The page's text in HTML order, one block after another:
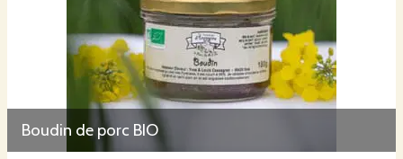
Boudin de porc BIO